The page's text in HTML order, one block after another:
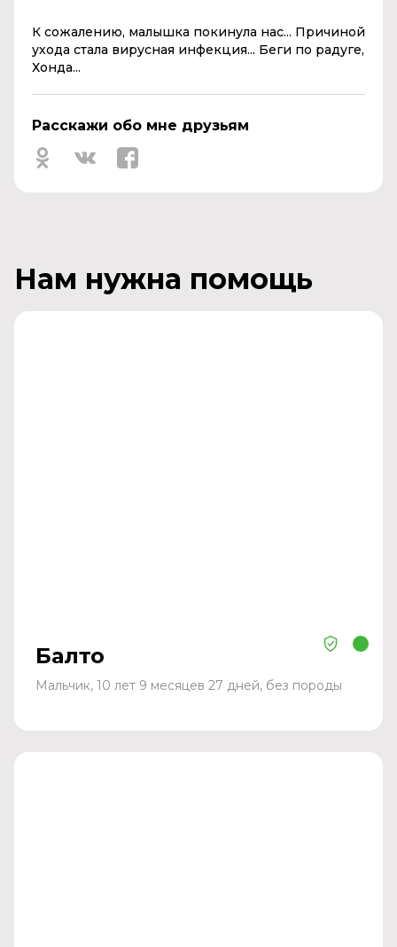
К сожалению, малышка покинула нас... Причиной
ухода стала вирусная инфекция... Беги по радуге,
Хонда...
Расскажи обо мне друзьям
Нам нужна помощь
Балто
Мальчик, 10 лет 9 месяцев 27 дней, без породы